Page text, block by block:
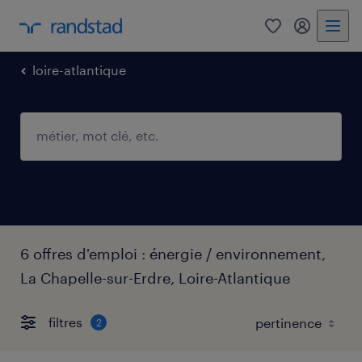
0 mon
loire-atlantique
6 offres d'emploi : énergie / environnement,
La Chapelle-sur-Erdre, Loire-Atlantique
filtres 2